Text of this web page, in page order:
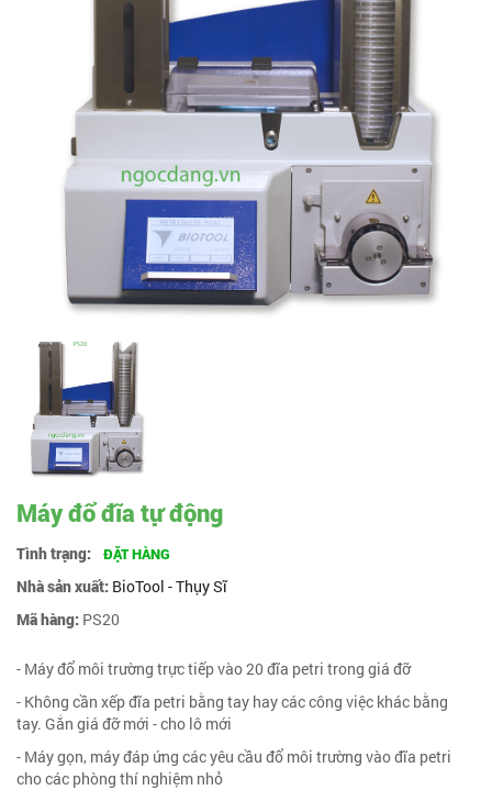
Máy đổ đĩa tự động
Tình trạng: ĐẶT HÀNG
Nhà sản xuất: BioTool - Thụy Sĩ
Mã hàng: PS20
- Máy đổ môi trường trực tiếp vào 20 đĩa petri trong giá đỡ
- Không cần xếp đĩa petri bằng tay hay các công việc khác bằng
tay. Gắn giá đỡ mới - cho lô mới
- Máy gọn, máy đáp ứng các yêu cầu đổ môi trường vào đĩa petri
cho các phòng thí nghiệm nhỏ